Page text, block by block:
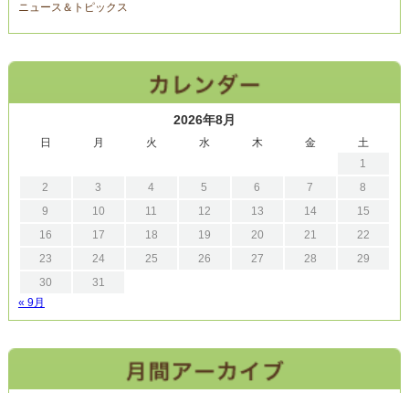
ニュース＆トピックス
2026年8月
日 月 火 水 木 金
土
1
2
3 4 5 6 7
8
9
10 11 12 13 14
15
16
17 18 19 20 21
22
23
24 25 26 27 28
29
30
31
« 9月